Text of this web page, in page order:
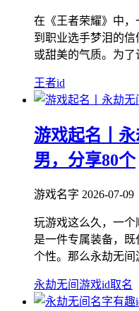
在《王者荣耀》中
到职业选手梦泪的
或甜美的气质。为了
王者id
游戏起名丨
男，分享80个
游戏名字 2026-07-09
玩游戏这么久，一
是一件专属装备，
个性。那么永劫无间
永劫无间游戏id取名